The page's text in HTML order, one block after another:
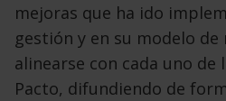
mejoras que ha ido
gestión y en su modelo de
alinearse con cada uno
Pacto, difundiendo de